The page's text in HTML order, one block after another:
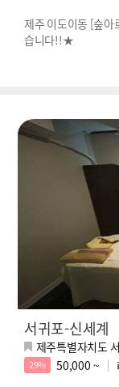
제주 이도이동 [숲
습니다!!★
서귀포-신세계
제주특별자치도
29% 50,000 ~